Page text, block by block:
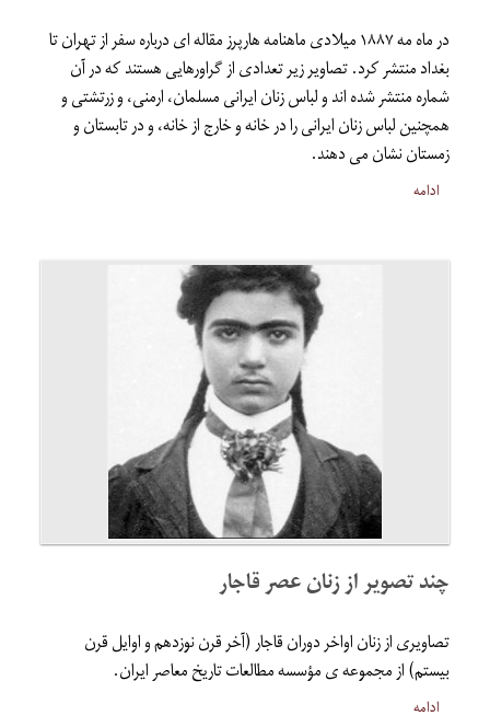
در ماه مه ۱۸۸۷ میلادی ماهنامه هارپرز مقاله ای درباره سفر از تهران تا
بغداد منتشر کرد. تصاویر زیر تعدادی از گراورهایی هستند که در آن
شماره منتشر شده اند و لباس زنان ایرانی مسلمان، ارمنی، و زرتشتی و
همچنین لباس زنان ایرانی را در خانه و خارج از خانه، و در تابستان و
زمستان نشان می دهند.
ادامه
چند تصویر از زنان عصر قاجار
تصاویری از زنان اواخر دوران قاجار (آخر قرن نوزدهم و اوایل قرن
بیستم) از مجموعه ی مؤسسه مطالعات تاریخ معاصر ایران.
ادامه